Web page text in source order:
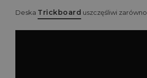
Deska Trickboard uszczęśliwi